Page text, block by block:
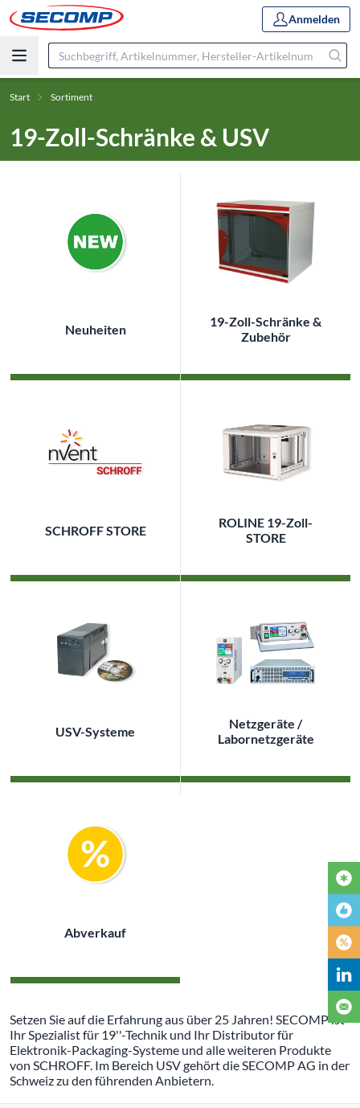
Anmelden
Start Sortiment
19-Zoll-Schränke & USV
Neuheiten
19-Zoll-Schränke &
Zubehör
SCHROFF STORE
ROLINE 19-Zoll-
STORE
USV-Systeme
Netzgeräte /
Labornetzgeräte
Abverkauf
Setzen Sie auf die Erfahrung aus über 25 Jahren! SECOMP ist
Ihr Spezialist für 19''-Technik und Ihr Distributor für
Elektronik-Packaging-Systeme und alle weiteren Produkte
von SCHROFF. Im Bereich USV gehört die SECOMP AG in der
Schweiz zu den führenden Anbietern.